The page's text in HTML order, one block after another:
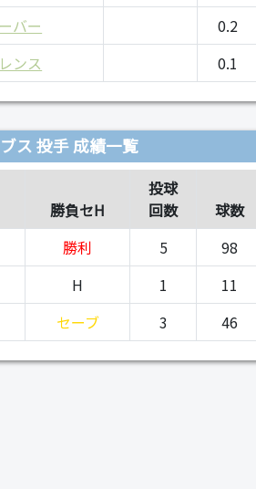
バー
0.2
ンス
0.1
ス 投手 成績一覧
勝負セH
投球
回数
球数
勝利 5 98
H 1 11
セーブ 3 46